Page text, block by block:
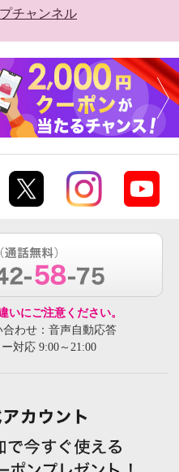
チャンネル
にご注意ください。
合わせ：音声自動応答
対応 9:00～21:00